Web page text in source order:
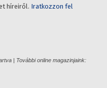
híreiről. Iratkozzon fel
| További online magazinjaink: